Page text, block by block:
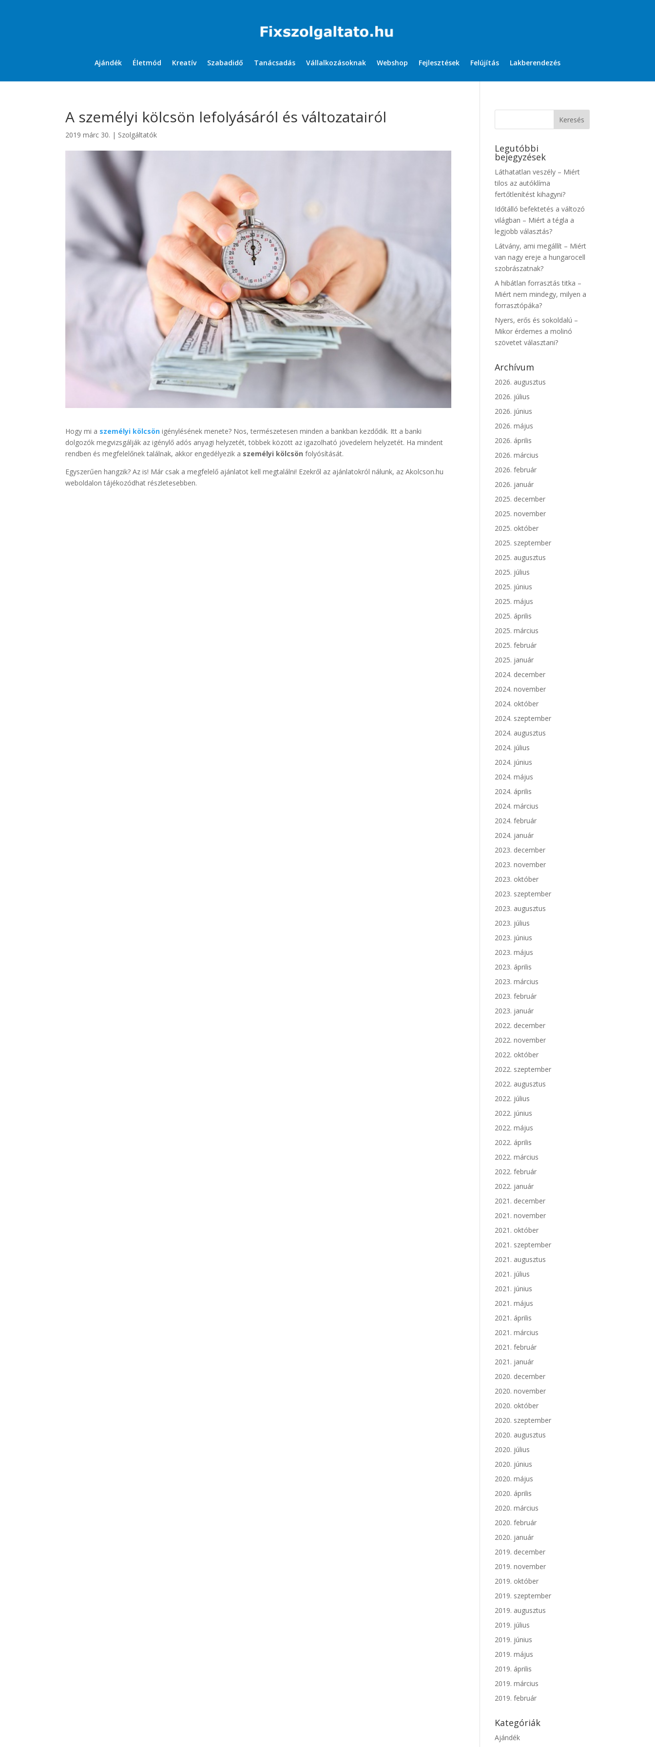
Ajándék Életmód Kreatív Szabadidő Tanácsadás Vállalkozásoknak Webshop Fejlesztések Felújítás Lakberendezés
A személyi kölcsön lefolyásáról és változatairól
2019 márc 30. | Szolgáltatók
Hogy mi a személyi kölcsön igénylésének menete? Nos, természetesen minden a bankban kezdődik. Itt a banki
dolgozók megvizsgálják az igénylő adós anyagi helyzetét, többek között az igazolható jövedelem helyzetét. Ha mindent
rendben és megfelelőnek találnak, akkor engedélyezik a személyi kölcsön folyósítását.
Egyszerűen hangzik? Az is! Már csak a megfelelő ajánlatot kell megtalálni! Ezekről az ajánlatokról nálunk, az Akolcson.hu
weboldalon tájékozódhat részletesebben.
Legutóbbi
bejegyzések
Láthatatlan veszély – Miért
tilos az autóklíma
fertőtlenítést kihagyni?
Időtálló befektetés a változó
világban – Miért a tégla a
legjobb választás?
Látvány, ami megállít – Miért
van nagy ereje a hungarocell
szobrászatnak?
A hibátlan forrasztás titka –
Miért nem mindegy, milyen a
forrasztópáka?
Nyers, erős és sokoldalú –
Mikor érdemes a molinó
szövetet választani?
Archívum
2026. augusztus
2026. július
2026. június
2026. május
2026. április
2026. március
2026. február
2026. január
2025. december
2025. november
2025. október
2025. szeptember
2025. augusztus
2025. július
2025. június
2025. május
2025. április
2025. március
2025. február
2025. január
2024. december
2024. november
2024. október
2024. szeptember
2024. augusztus
2024. július
2024. június
2024. május
2024. április
2024. március
2024. február
2024. január
2023. december
2023. november
2023. október
2023. szeptember
2023. augusztus
2023. július
2023. június
2023. május
2023. április
2023. március
2023. február
2023. január
2022. december
2022. november
2022. október
2022. szeptember
2022. augusztus
2022. július
2022. június
2022. május
2022. április
2022. március
2022. február
2022. január
2021. december
2021. november
2021. október
2021. szeptember
2021. augusztus
2021. július
2021. június
2021. május
2021. április
2021. március
2021. február
2021. január
2020. december
2020. november
2020. október
2020. szeptember
2020. augusztus
2020. július
2020. június
2020. május
2020. április
2020. március
2020. február
2020. január
2019. december
2019. november
2019. október
2019. szeptember
2019. augusztus
2019. július
2019. június
2019. május
2019. április
2019. március
2019. február
Kategóriák
Ajándék